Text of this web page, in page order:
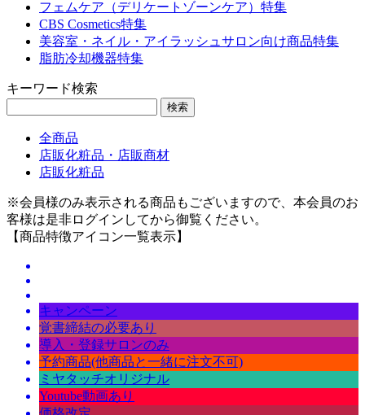
フェムケア（デリケートゾーンケア）特集
CBS Cosmetics特集
美容室・ネイル・アイラッシュサロン向け商品特集
脂肪冷却機器特集
キーワード検索
検索
全商品
店販化粧品・店販商材
店販化粧品
※会員様のみ表示される商品もございますので、本会員のお
客様は是非ログインしてから御覧ください。
【商品特徴アイコン一覧表示】
キャンペーン
覚書締結の必要あり
導入・登録サロンのみ
予約商品(他商品と一緒に注文不可)
ミヤタッチオリジナル
Youtube動画あり